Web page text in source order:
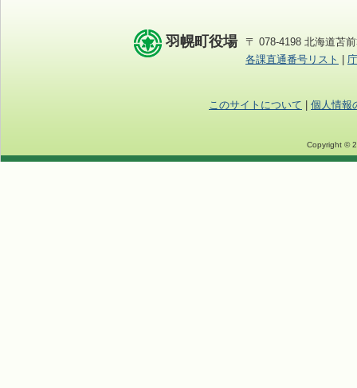
羽幌町役場
〒 078-4198 北海道苫
各課直通番号リスト
このサイトについて 個人情報
Copyright ©